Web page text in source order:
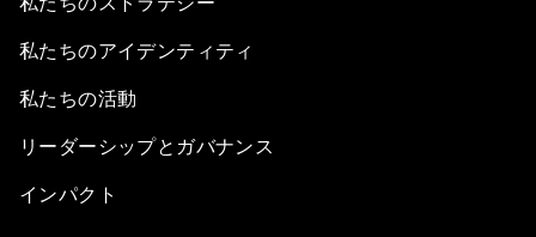
私たちのアイデンティティ
私たちの活動
リーダーシップとガバナンス
インパクト